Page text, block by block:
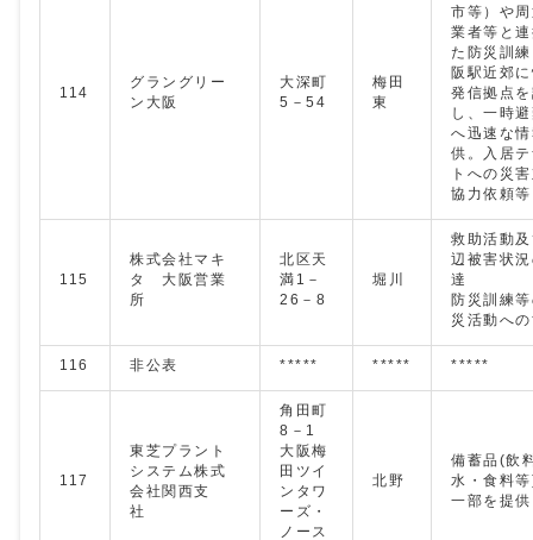
114
グラングリー
ン大阪
大深町
5－54
梅田
東
市等）や
業者等と
た防災訓
阪駅近郊
発信拠点
し、一時
へ迅速な
供。入居
トへの災
協力依頼等
115
株式会社マキ
タ 大阪営業
所
北区天
満1－
26－8
堀川
救助活動
辺被害状
達
防災訓練
災活動へ
116 非公表 ***** ***** *****
117
東芝プラント
システム株式
会社関西支
社
角田町
8－1
大阪梅
田ツイ
ンタワ
ーズ・
ノース
北野
備蓄品(飲
水・食料
一部を提供